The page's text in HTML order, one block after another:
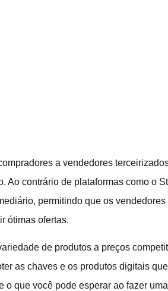
a vendedores
Ao contrário de plataformas como o
permitindo que os
ótimas ofertas.
de produtos a preços
as chaves e os produtos digitais
que você pode esperar ao fazer